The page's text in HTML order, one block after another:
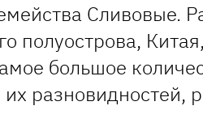
Сливовые.
полуострова, Китая,
большое
разновидностей,